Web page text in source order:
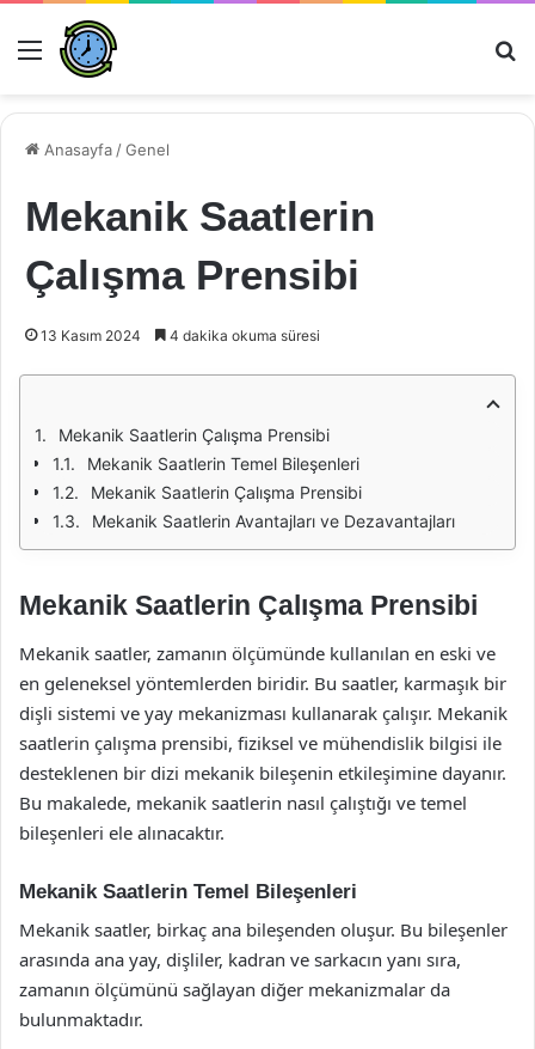
Menü
Anasayfa /Genel
Mekanik Saatlerin
Çalışma Prensibi
13 Kasım 2024 4 dakika okuma süresi
Mekanik Saatlerin Çalışma Prensibi
Mekanik Saatlerin Temel Bileşenleri
Mekanik Saatlerin Çalışma Prensibi
Mekanik Saatlerin Avantajları ve Dezavantajları
Mekanik Saatlerin Çalışma Prensibi
Mekanik saatler, zamanın ölçümünde kullanılan en eski ve
en geleneksel yöntemlerden biridir. Bu saatler, karmaşık bir
dişli sistemi ve yay mekanizması kullanarak çalışır. Mekanik
saatlerin çalışma prensibi, fiziksel ve mühendislik bilgisi ile
desteklenen bir dizi mekanik bileşenin etkileşimine dayanır.
Bu makalede, mekanik saatlerin nasıl çalıştığı ve temel
bileşenleri ele alınacaktır.
Mekanik Saatlerin Temel Bileşenleri
Mekanik saatler, birkaç ana bileşenden oluşur. Bu bileşenler
arasında ana yay, dişliler, kadran ve sarkacın yanı sıra,
zamanın ölçümünü sağlayan diğer mekanizmalar da
bulunmaktadır.